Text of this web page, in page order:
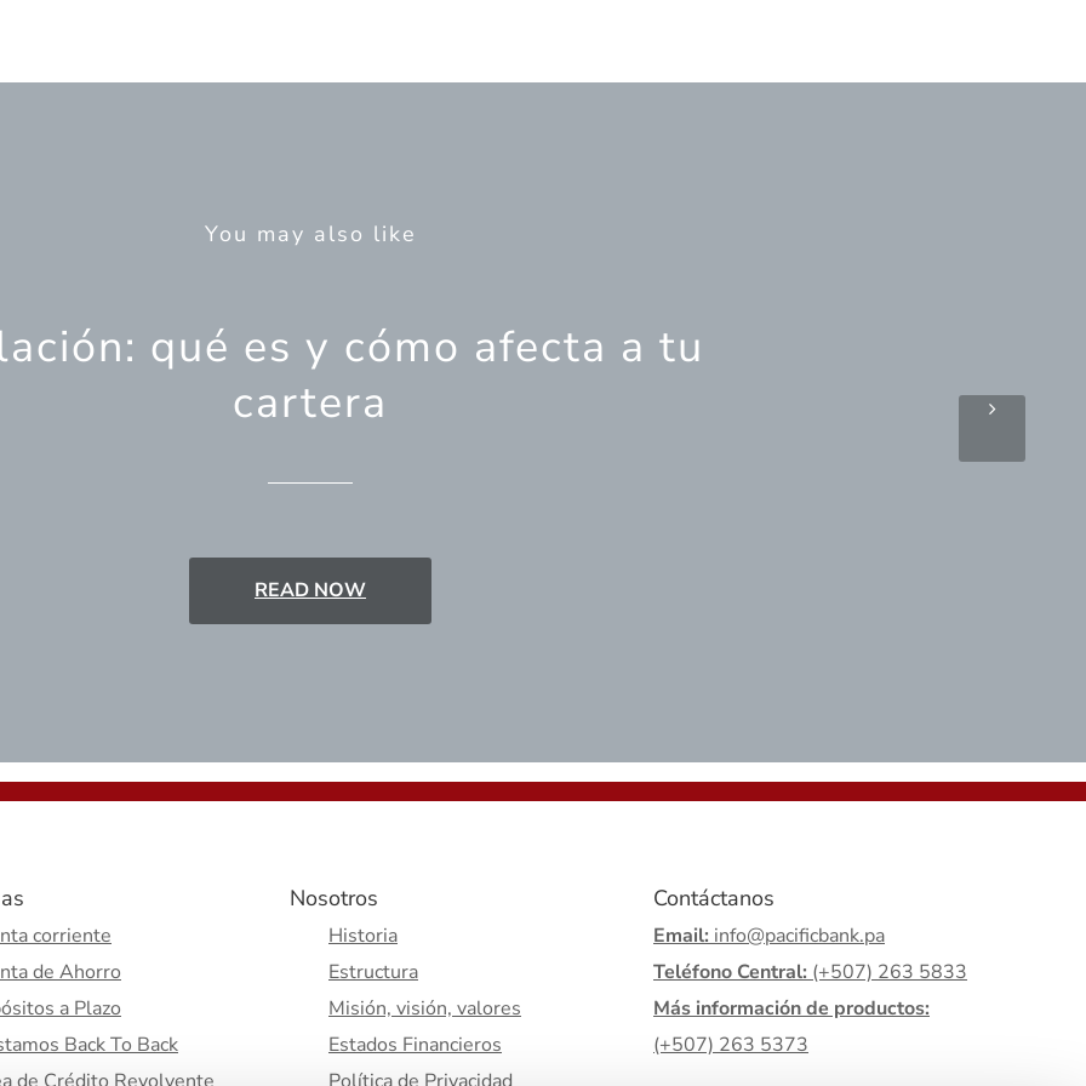
You may also like
qué es y cómo afecta a tu
cartera
READ NOW
corriente
de Ahorro
a Plazo
Back To Back
Nosotros
Historia
Estructura
Misión, visión, valores
Estados Financieros
Contáctanos
Email: info@pacificbank.pa
Teléfono Central: (+507) 263 5833
Más información de productos:
(+507) 263 5373